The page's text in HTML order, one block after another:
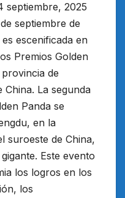
septiembre, 2025
septiembre de
escenificada en
Premios Golden
de
La segunda
Panda se
en la
suroeste de China,
Este evento
los logros en los
los